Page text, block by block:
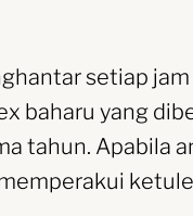
setiap
baharu yang
tahun. Apabila